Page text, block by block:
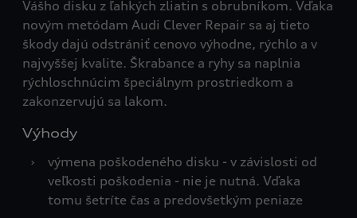
Vášho disku z ľahkých zliatin s obrubníkom. Vďaka
novým metódam Audi Clever Repair sa aj tieto
škody dajú odstrániť cenovo výhodne, rýchlo a v
najvyššej kvalite. Škrabance a ryhy sa naplnia
rýchloschnúcim špeciálnym prostriedkom a
zakonzervujú sa lakom.
Výhody
›
výmena poškodeného disku - v závislosti od
veľkosti poškodenia - nie je nutná. Vďaka
tomu šetríte čas a predovšetkým peniaze